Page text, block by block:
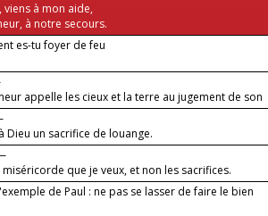
viens à mon aide,
à notre secours.
es-tu foyer de feu
appelle les cieux et la terre au jugement de son
Dieu un sacrifice de louange.
miséricorde que je veux, et non les sacrifices.
de Paul : ne pas se lasser de faire le bien